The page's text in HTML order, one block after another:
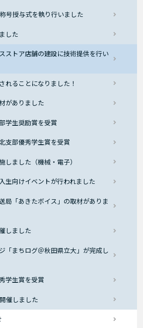
号授与式を執り行いました
した
ストア店舗の建設に技術提供を行い
れることになりました！
がありました
学生奨励賞を受賞
支部優秀学生賞を受賞
しました（機械・電子）
生向けイベントが行われました
局「あきたボイス」の取材がありま
しました
「まちログ＠秋田県立大」が完成し
学生賞を受賞
催しました